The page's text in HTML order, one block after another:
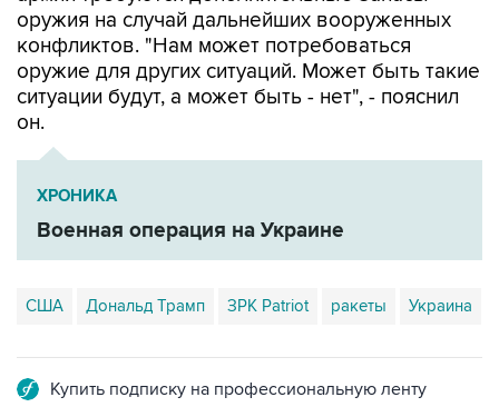
оружия на случай дальнейших вооруженных
конфликтов. "Нам может потребоваться
оружие для других ситуаций. Может быть такие
ситуации будут, а может быть - нет", - пояснил
он.
ХРОНИКА
Военная операция на Украине
США Дональд Трамп ЗРК Patriot ракеты Украина
Купить подписку на профессиональную ленту